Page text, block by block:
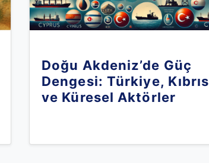
Doğu Akdeniz’de Güç
Dengesi: Türkiye, Kıbrıs
ve Küresel Aktörler